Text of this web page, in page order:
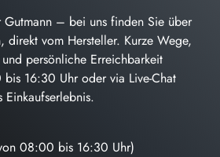
– bei uns finden Sie über
, direkt vom Hersteller. Kurze Wege,
persönliche Erreichbarkeit
16:30 Uhr oder via Live-Chat
08:00 bis 16:30 Uhr)